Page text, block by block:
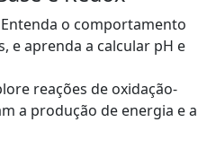
Entenda o comportamento
e aprenda a calcular pH e
reações de oxidação-
a produção de energia e a